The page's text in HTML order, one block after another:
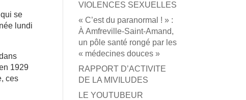
se
lundi
1929
ces
VIOLENCES SEXUELLES
« C’est du paranormal ! » :
À Amfreville-Saint-Amand,
un pôle santé rongé par les
« médecines douces »
RAPPORT D’ACTIVITE
DE LA MIVILUDES
LE YOUTUBEUR